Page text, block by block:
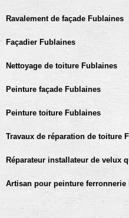
Ravalement de façade Fublaines
Façadier Fublaines
Nettoyage de toiture Fublaines
Peinture façade Fublaines
Peinture toiture Fublaines
Travaux de réparation de toiture
Réparateur installateur de velux
Artisan pour peinture ferronnerie